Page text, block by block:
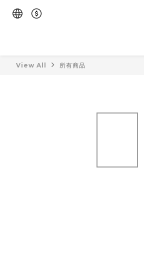
View All 所有商品